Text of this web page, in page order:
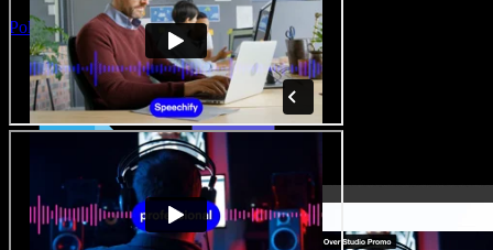
Pokreni Studio